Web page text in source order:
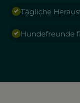
Tägliche
Hundefreunde